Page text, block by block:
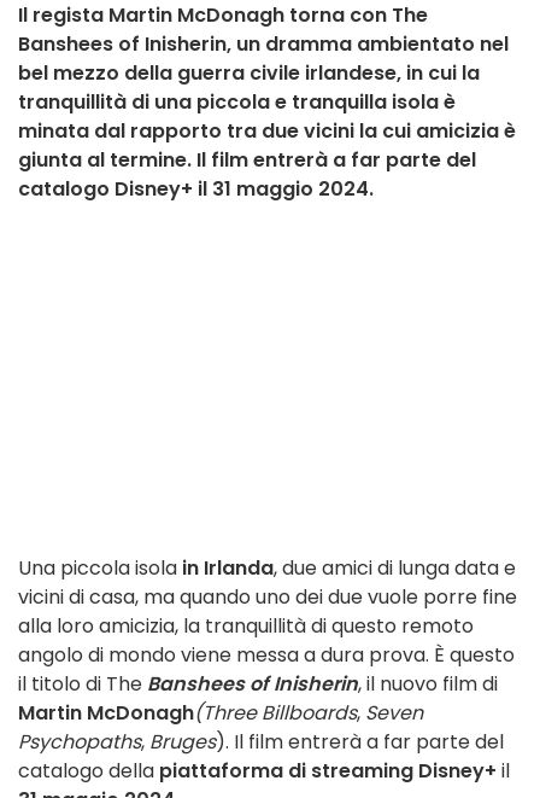
Il regista Martin McDonagh torna con The
Banshees of Inisherin, un dramma ambientato nel
bel mezzo della guerra civile irlandese, in cui la
tranquillità di una piccola e tranquilla isola è
minata dal rapporto tra due vicini la cui amicizia è
giunta al termine. Il film entrerà a far parte del
catalogo Disney+ il 31 maggio 2024.
Una piccola isola in Irlanda, due amici di lunga data e
vicini di casa, ma quando uno dei due vuole porre fine
alla loro amicizia, la tranquillità di questo remoto
angolo di mondo viene messa a dura prova. È questo
il titolo di The Banshees of Inisherin, il nuovo film di
Martin McDonagh(Three Billboards, Seven
Psychopaths, Bruges). Il film entrerà a far parte del
catalogo della piattaforma di streaming Disney+ il